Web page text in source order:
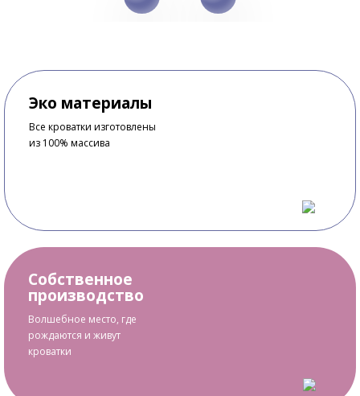
Эко материалы
Все кроватки изготовлены
из 100% массива
Собственное
производство
Волшебное место, где
рождаются и живут
кроватки